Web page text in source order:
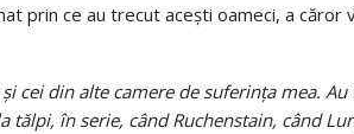
prin ce au trecut acești oameci, a căror
și cei din alte camere de suferința mea.
tălpi, în serie, când Ruchenstain, când